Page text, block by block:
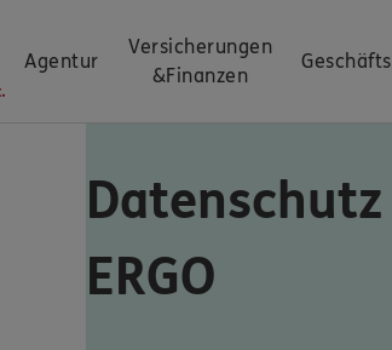
Agentur
Versicherungen
&Finanzen
ERGO